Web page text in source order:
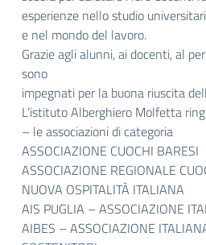
esperienze nello studio
e nel mondo del lavoro.
Grazie agli alunni, ai docenti, al
sono
impegnati per la buona riuscita
L’istituto Alberghiero Molfetta
– le associazioni di categoria
ASSOCIAZIONE CUOCHI BARESI
ASSOCIAZIONE REGIONALE
NUOVA OSPITALITÀ ITALIANA
AIS PUGLIA – ASSOCIAZIONE
AIBES – ASSOCIAZIONE